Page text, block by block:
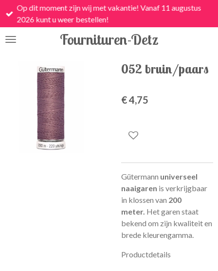
Ga
direct
de
Fournituren-Detz
Op dit moment zijn wij met vakantie! Vanaf 11 augustus
2026 kunt u weer bestellen!
052 bruin/paars
€ 4,75
Gütermann universeel
naaigaren is verkrijgbaar
in klossen van 200
meter. Het garen staat
bekend om zijn kwaliteit en
brede kleurengamma.
Productdetails